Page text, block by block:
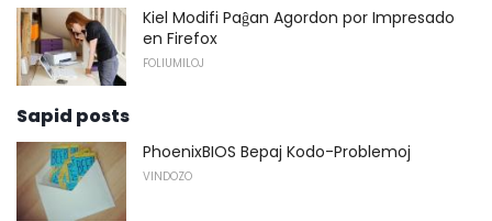
Kiel Modifi Paĝan Agordon por Impresado
en Firefox
FOLIUMILOJ
Sapid posts
PhoenixBIOS Bepaj Kodo-Problemoj
VINDOZO